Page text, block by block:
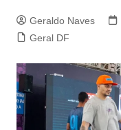
Geraldo Naves
Geral DF